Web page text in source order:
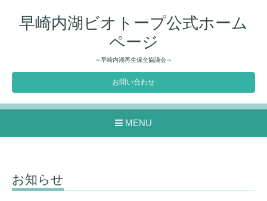
早崎内湖ビオトープ公式ホーム
ページ
～早崎内湖再生保全協議会～
お問い合わせ
MENU
お知らせ